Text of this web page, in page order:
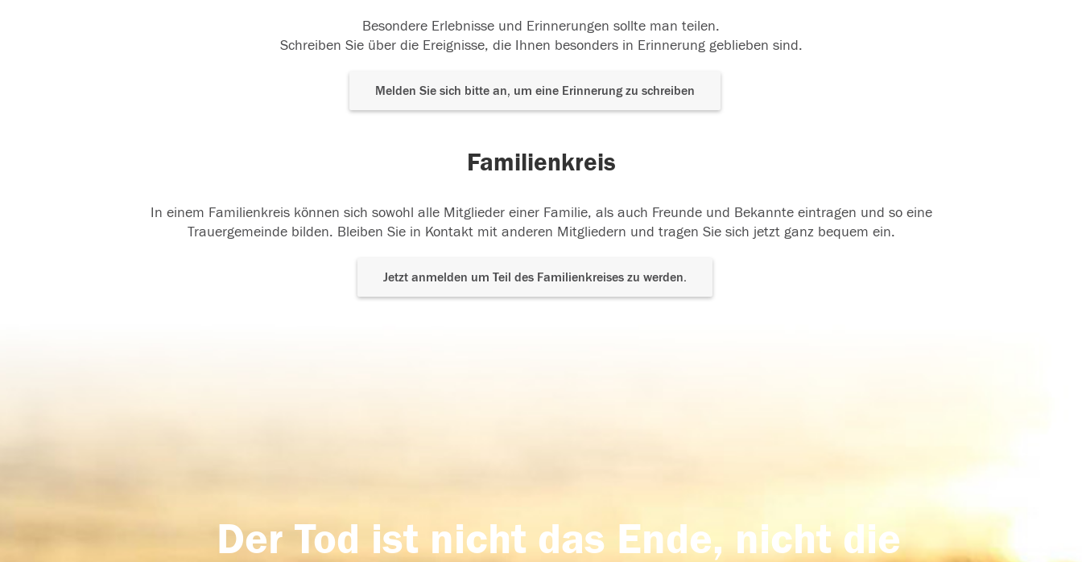
Besondere Erlebnisse und Erinnerungen sollte man teilen.
Schreiben Sie über die Ereignisse, die Ihnen besonders in Erinnerung geblieben sind.
Melden Sie sich bitte an, um eine Erinnerung zu schreiben
Familienkreis
In einem Familienkreis können sich sowohl alle Mitglieder einer Familie, als auch Freunde und Bekannte eintragen und so eine
Trauergemeinde bilden. Bleiben Sie in Kontakt mit anderen Mitgliedern und tragen Sie sich jetzt ganz bequem ein.
Jetzt anmelden um Teil des Familienkreises zu werden.
Der Tod ist nicht das Ende, nicht die